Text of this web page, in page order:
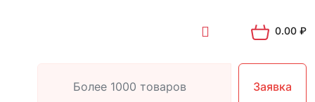
0.00 ₽
Заявка